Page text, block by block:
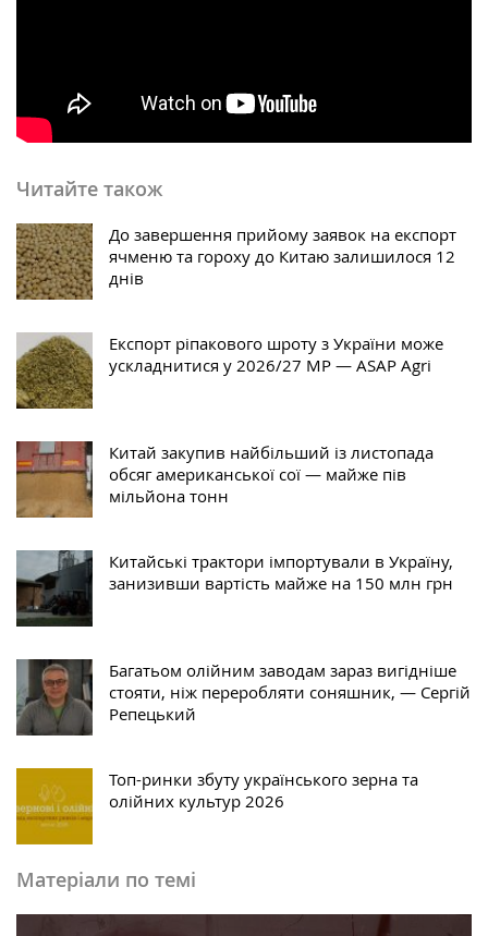
Читайте також
До завершення прийому заявок на експорт
ячменю та гороху до Китаю залишилося 12
днів
Експорт ріпакового шроту з України може
ускладнитися у 2026/27 МР — ASAP Agri
Китай закупив найбільший із листопада
обсяг американської сої — майже пів
мільйона тонн
Китайські трактори імпортували в Україну,
занизивши вартість майже на 150 млн грн
Багатьом олійним заводам зараз вигідніше
стояти, ніж переробляти соняшник, — Сергій
Репецький
Топ-ринки збуту українського зерна та
олійних культур 2026
Матеріали по темі